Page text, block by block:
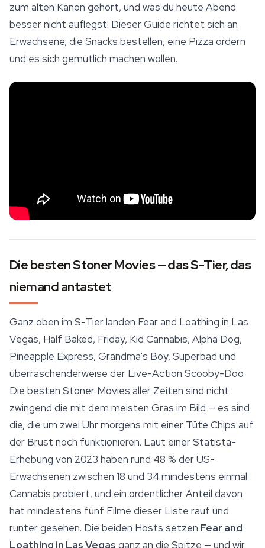
zum alten Kanon gehört, und was du heute Abend
besser nicht auflegst. Dieser Guide richtet sich an
Erwachsene, die Snacks bestellen, eine Pizza ordern
und es sich gemütlich machen wollen.
Die besten Stoner Movies — das S-Tier, das
niemand antastet
Ganz oben im S-Tier landen Fear and Loathing in Las
Vegas, Half Baked, Friday, Kid Cannabis, Alpha Dog,
Pineapple Express, Grandma's Boy, Superbad und
überraschenderweise der Live-Action Scooby-Doo.
Die besten Stoner Movies aller Zeiten sind nicht
zwingend die mit dem meisten Gras im Bild — es sind
die, die um zwei Uhr morgens mit einer Tüte Chips auf
der Brust noch funktionieren. Laut einer Statista-
Erhebung von 2023 haben rund 48 % der US-
Erwachsenen zwischen 18 und 34 mindestens einmal
Cannabis probiert, und ein ordentlicher Anteil davon
hat mindestens fünf Filme dieser Liste rauf und
runter gesehen. Die beiden Hosts setzen Fear and
Loathing in Las Vegas ganz an die Spitze — und wir